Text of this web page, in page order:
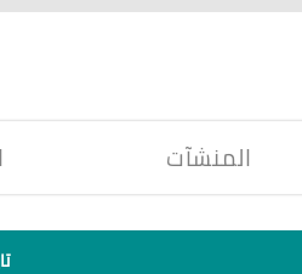
المنشآت